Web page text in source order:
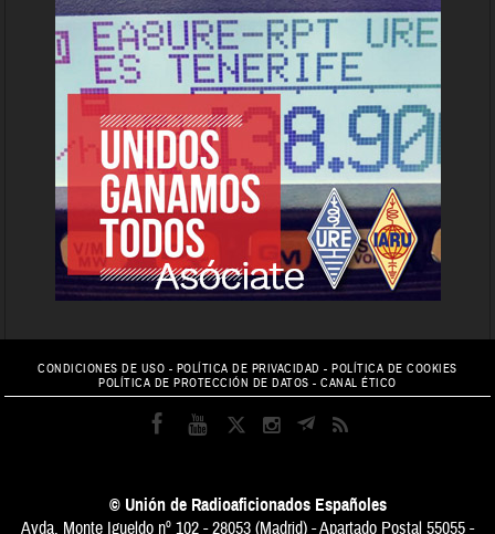
CONDICIONES DE USO - POLÍTICA DE PRIVACIDAD - POLÍTICA DE COOKIES
POLÍTICA DE PROTECCIÓN DE DATOS -CANAL ÉTICO
© Unión de Radioaficionados Españoles
Avda. Monte Igueldo nº 102 - 28053 (Madrid) - Apartado Postal 55055 -